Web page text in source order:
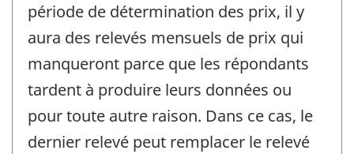
période de détermination des prix, il y
aura des relevés mensuels de prix qui
manqueront parce que les répondants
tardent à produire leurs données ou
pour toute autre raison. Dans ce cas, le
dernier relevé peut remplacer le relevé